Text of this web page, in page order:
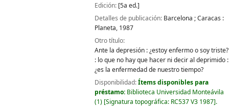
Edición: [5a ed.]
Detalles de publicación: Barcelona ; Caracas :
Planeta, 1987
Otro título:
Ante la depresión : ¿estoy enfermo o soy triste?
: lo que no hay que hacer ni decir al deprimido :
¿es la enfermedad de nuestro tiempo?
Disponibilidad:Ítems disponibles para
préstamo: Biblioteca Universidad Monteávila
(1) Signatura topográfica: RC537 V3 1987 .